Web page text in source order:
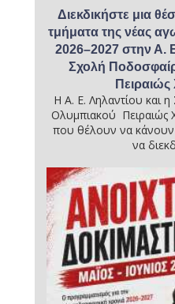
Διεκδικήστε μια
τμήματα της νέας
2026–2027 στην Α.
Σχολή
Πειραιώς
Η Α. Ε. Ληλαντίου και
Ολυμπιακού Πειραιώς
που θέλουν να
να